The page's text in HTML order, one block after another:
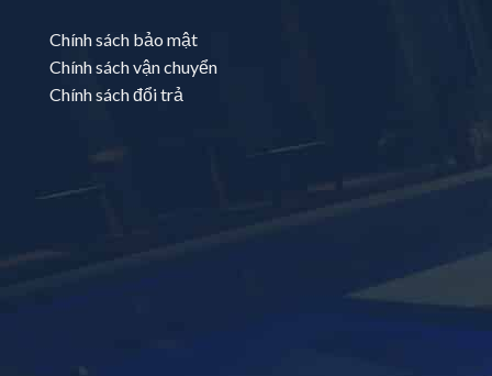
Chính sách bảo mật
Chính sách vận chuyển
Chính sách đổi trả